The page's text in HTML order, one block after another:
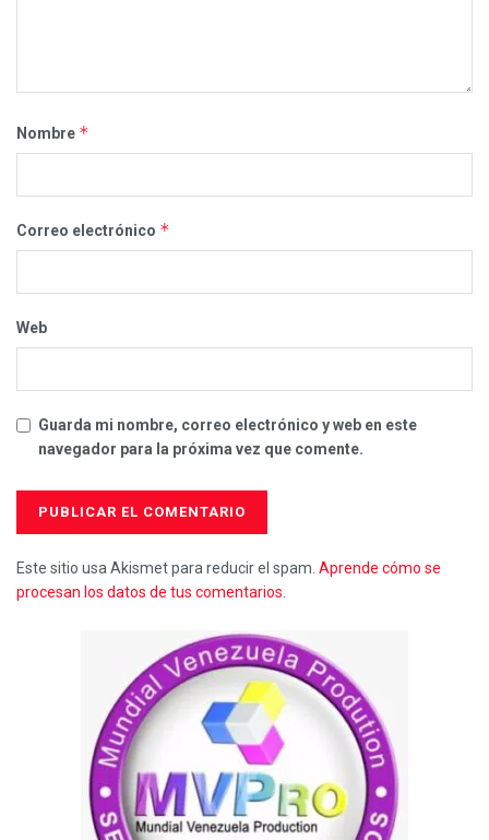
Nombre *
Correo electrónico *
Web
Guarda mi nombre, correo electrónico y web en este
navegador para la próxima vez que comente.
Este sitio usa Akismet para reducir el spam. Aprende cómo se
procesan los datos de tus comentarios.